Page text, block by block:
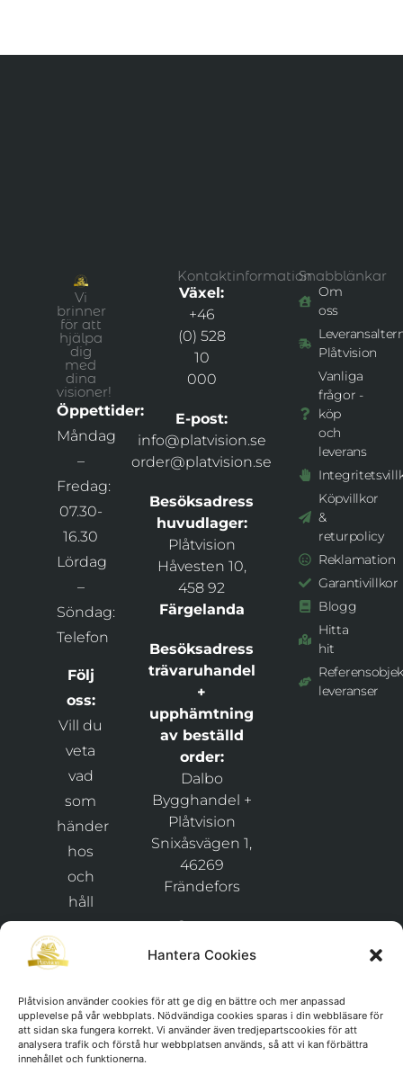
Hantera Cookies
Plåtvision använder cookies för att ge dig en bättre och mer anpassad
upplevelse på vår webbplats. Nödvändiga cookies sparas i din webbläsare för
att sidan ska fungera korrekt. Vi använder även tredjepartscookies för att
analysera trafik och förstå hur webbplatsen används, så att vi kan förbättra
innehållet och funktionerna.
Vi
brinner
för att
hjälpa
dig
med
dina
visioner!
Öppettider:
Måndag
–
Fredag:
07.30-
16.30
Lördag
–
Söndag:
Telefon
Följ
oss:
Vill du
veta
vad
som
händer
hos
och
håll
uppdaterad
nyheter
och
erbjudanden
Kontaktinformation
Växel:
+46
(0) 528
10
000
E-post:
info@platvision.se
order@platvision.se
Besöksadress
huvudlager:
Plåtvision
Håvesten 10,
458 92
Färgelanda
Besöksadress
trävaruhandel
+
upphämtning
av beställd
order:
Dalbo
Bygghandel +
Plåtvision
Snixåsvägen 1,
46269
Frändefors
Org.nr:
911029-
Snabblänkar
Om
oss
Plåtvision
Vanliga
frågor -
köp
och
leverans
Köpvillkor
&
returpolicy
Reklamation
Garantivillkor
Blogg
Hitta
hit
leveranser